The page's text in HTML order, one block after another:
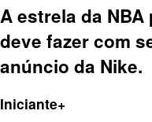
A estrela da
deve fazer com
anúncio da Nike.
Iniciante+